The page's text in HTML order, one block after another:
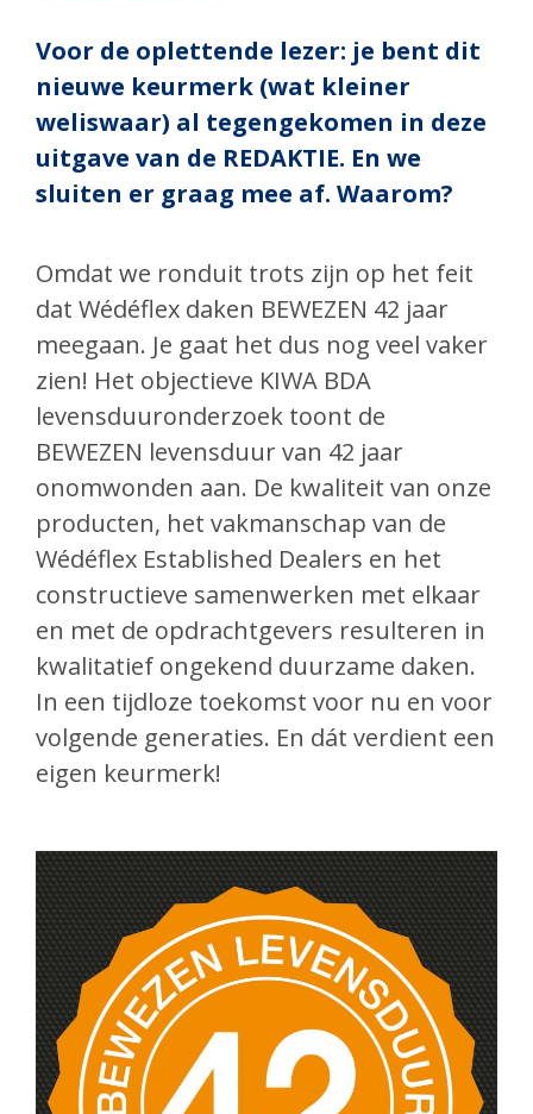
Voor de oplettende lezer: je bent dit
nieuwe keurmerk (wat kleiner
weliswaar) al tegengekomen in deze
uitgave van de REDAKTIE. En we
sluiten er graag mee af. Waarom?
Omdat we ronduit trots zijn op het feit
dat Wédéflex daken BEWEZEN 42 jaar
meegaan. Je gaat het dus nog veel vaker
zien! Het objectieve KIWA BDA
levensduuronderzoek toont de
BEWEZEN levensduur van 42 jaar
onomwonden aan. De kwaliteit van onze
producten, het vakmanschap van de
Wédéflex Established Dealers en het
constructieve samenwerken met elkaar
en met de opdrachtgevers resulteren in
kwalitatief ongekend duurzame daken.
In een tijdloze toekomst voor nu en voor
volgende generaties. En dát verdient een
eigen keurmerk!